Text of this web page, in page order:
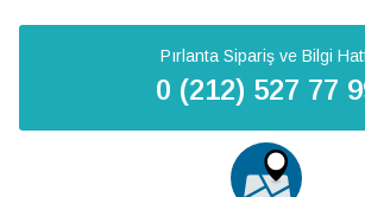
Pırlanta Sipariş ve Bilgi
0 (212) 527 77